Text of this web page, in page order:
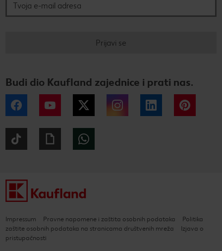
Prijavi se
Budi dio Kaufland zajednice i prati nas.
Facebook YouTube Twitter Instagram LinkedIn
Giphy
Impressum Pravne napomene i zaštita osobnih podataka
Politika
zaštite osobnih podataka na stranicama društvenih mreža
Izjava o
pristupačnosti